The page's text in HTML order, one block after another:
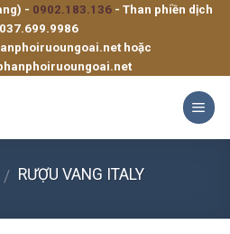
- 0902.183.136 - Than phiền dịch
037.699.9986
hoặc
/ RƯỢU VANG ITALY